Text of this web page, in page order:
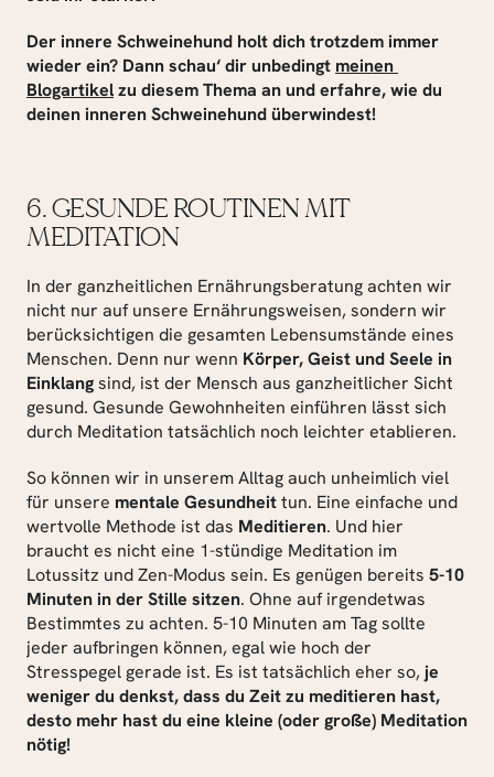
Der innere Schweinehund holt dich trotzdem immer
wieder ein? Dann schau‘ dir unbedingt meinen
Blogartikel zu diesem Thema an und erfahre, wie du
deinen inneren Schweinehund überwindest!
6. GESUNDE ROUTINEN MIT
MEDITATION
In der ganzheitlichen Ernährungsberatung achten wir
nicht nur auf unsere Ernährungsweisen, sondern wir
berücksichtigen die gesamten Lebensumstände eines
Menschen. Denn nur wenn Körper, Geist und Seele in
Einklang sind, ist der Mensch aus ganzheitlicher Sicht
gesund. Gesunde Gewohnheiten einführen lässt sich
durch Meditation tatsächlich noch leichter etablieren.
So können wir in unserem Alltag auch unheimlich viel
für unsere mentale Gesundheit tun. Eine einfache und
wertvolle Methode ist das Meditieren. Und hier
braucht es nicht eine 1-stündige Meditation im
Lotussitz und Zen-Modus sein. Es genügen bereits 5-10
Minuten in der Stille sitzen. Ohne auf irgendetwas
Bestimmtes zu achten. 5-10 Minuten am Tag sollte
jeder aufbringen können, egal wie hoch der
Stresspegel gerade ist. Es ist tatsächlich eher so, je
weniger du denkst, dass du Zeit zu meditieren hast,
desto mehr hast du eine kleine (oder große) Meditation
nötig!